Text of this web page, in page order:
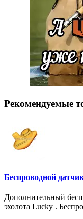
Рекомендуемые
Беспроводной
Дополнительный
эхолота Lucky .